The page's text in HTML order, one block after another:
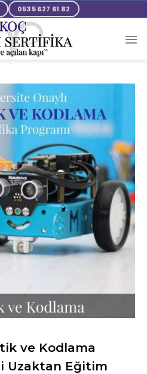
0535 627 61 82
ve Kodlama
Uzaktan Eğitim